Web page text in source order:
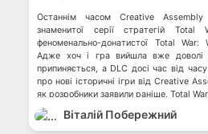
Останнім часом Creative Assembly
знаменитої серії стратегій
феноменально-донатистої Total War:
Адже хоч і гра вийшла вже доволі
припиняється, а DLC досі час від
про нові історичні ігри від Creative
як розробники заявили раніше, Total
Віталій Побережний